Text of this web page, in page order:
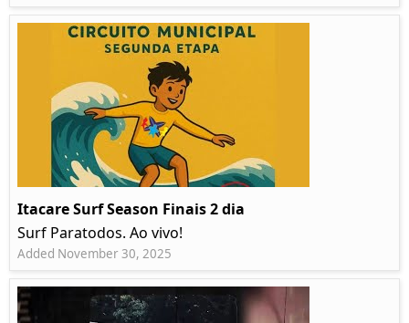
Itacare Surf Season Finais 2 dia
Surf Paratodos. Ao vivo!
Added November 30, 2025